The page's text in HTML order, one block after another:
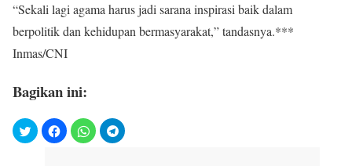
“Sekali lagi agama harus jadi sarana inspirasi baik dalam
berpolitik dan kehidupan bermasyarakat,” tandasnya.***
Inmas/CNI
Bagikan ini: